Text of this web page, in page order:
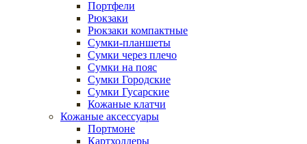
Портфели
Рюкзаки
Рюкзаки компактные
Сумки-планшеты
Сумки через плечо
Сумки на пояс
Сумки Городские
Сумки Гусарские
Кожаные клатчи
Кожаные аксессуары
Портмоне
Картхолдеры